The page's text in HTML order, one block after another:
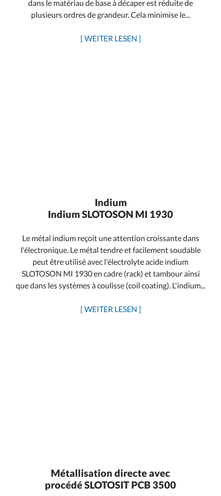
dans le matériau de base à décaper est réduite de
plusieurs ordres de grandeur. Cela minimise le...
[ WEITER LESEN ]
Indium
Indium SLOTOSON MI 1930
Le métal indium reçoit une attention croissante dans
l'électronique. Le métal tendre et facilement soudable
peut être utilisé avec l'électrolyte acide indium
SLOTOSON MI 1930 en cadre (rack) et tambour ainsi
que dans les systèmes à coulisse (coil coating). L'indium...
[ WEITER LESEN ]
Métallisation directe avec
procédé SLOTOSIT PCB 3500